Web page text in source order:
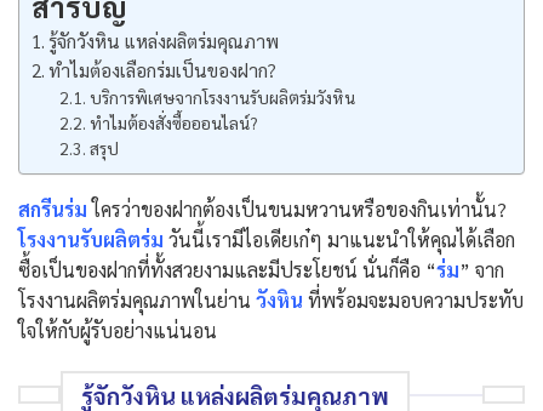
รู้จักวังหิน แหล่งผลิตร่มคุณภาพ
ทำไมต้องเลือกร่มเป็นของฝาก?
บริการพิเศษจากโรงงานรับผลิตร่มวังหิน
ทำไมต้องสั่งซื้อออนไลน์?
สรุป
สกรีนร่มใครว่าของฝากต้องเป็นขนมหวานหรือของกินเท่านั้น?
โรงงานรับผลิตร่ม วันนี้เรามีไอเดียเก๋ๆ มาแนะนำให้คุณได้เลือก
ซื้อเป็นของฝากที่ทั้งสวยงามและมีประโยชน์ นั่นก็คือ “ร่ม” จาก
โรงงานผลิตร่มคุณภาพในย่าน วังหิน ที่พร้อมจะมอบความประทับ
ใจให้กับผู้รับอย่างแน่นอน
รู้จักวังหิน แหล่งผลิตร่มคุณภาพ